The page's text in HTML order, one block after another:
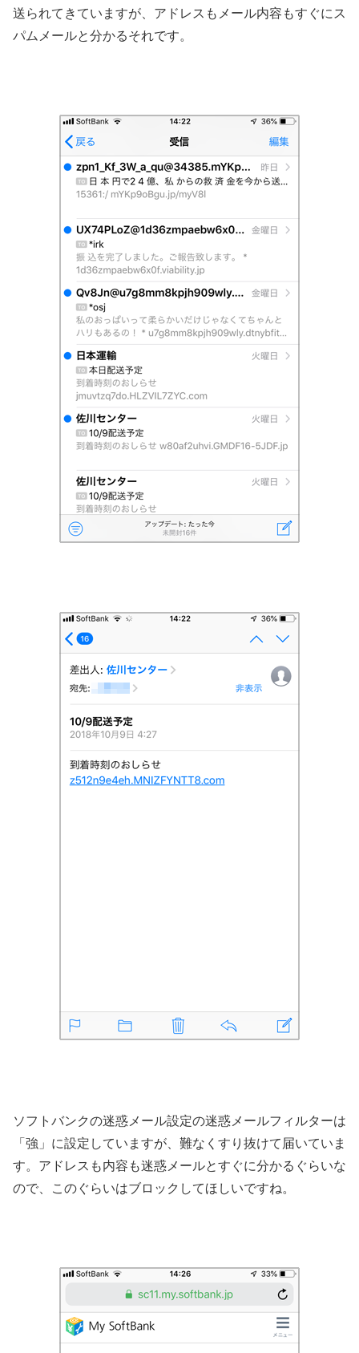
送られてきていますが、アドレスもメール内容もすぐにス
パムメールと分かるそれです。
ソフトバンクの迷惑メール設定の迷惑メールフィルターは
「強」に設定していますが、難なくすり抜けて届いていま
す。アドレスも内容も迷惑メールとすぐに分かるぐらいな
ので、このぐらいはブロックしてほしいですね。